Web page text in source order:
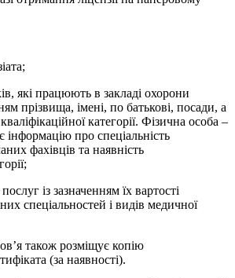
які працюють в закладі охорони
прізвища, імені, по батькові, посади, а
категорії. Фізична особа –
інформацію про спеціальність
фахівців та наявність
із зазначенням їх вартості
спеціальностей і видів медичної
також розміщує копію
(за наявності).